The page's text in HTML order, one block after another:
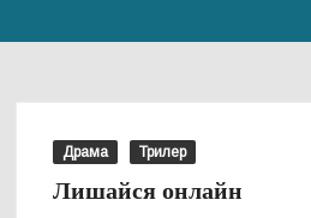
Драма Трилер
Лишайся онлайн